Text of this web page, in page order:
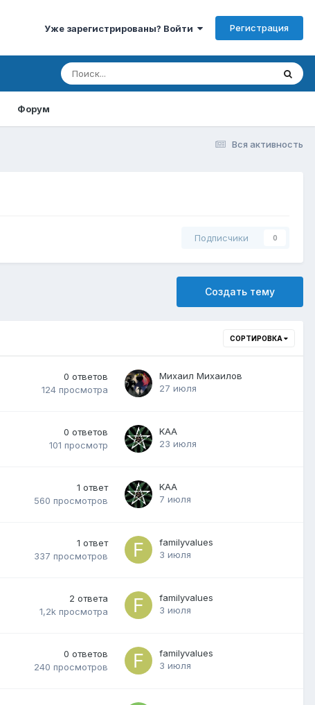
Уже зарегистрированы? Войти Регистрация
Форум
Вся активность
Подписчики 0
Создать тему
СОРТИРОВКА
0 ответов
124 просмотра
Михаил Михаилов
27 июля
0 ответов
101 просмотр
KAA
23 июля
1 ответ
560 просмотров
KAA
7 июля
1 ответ
337 просмотров
familyvalues
3 июля
2 ответа
1,2k просмотра
familyvalues
3 июля
0 ответов
240 просмотров
familyvalues
3 июля